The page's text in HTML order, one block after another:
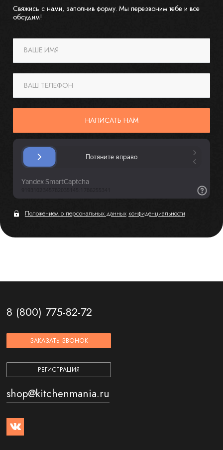
Свяжись с нами, заполнив форму. Мы перезвоним тебе и все
обсудим!
ВАШЕ ИМЯ
ВАШ ТЕЛЕФОН
НАПИСАТЬ НАМ
Положением о персональных данных конфиденциальности
8 (800) 775-82-72
ЗАКАЗАТЬ ЗВОНОК
РЕГИСТРАЦИЯ
shop@kitchenmania.ru